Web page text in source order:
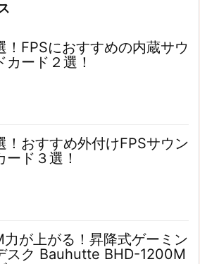
！FPSにおすすめの内蔵サウ
カード２選！
！おすすめ外付けFPSサウン
ード３選！
力が上がる！昇降式ゲーミン
スク Bauhutte BHD-1200M